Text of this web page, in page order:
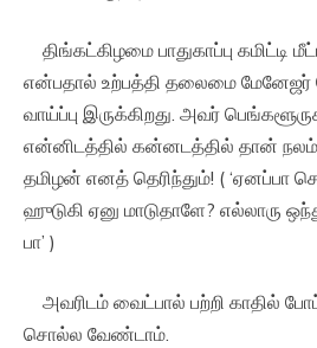
திங்கட்கிழமை பாதுகாப்பு கமிட்டி
என்பதால் உற்பத்தி தலைமை மேனேஜர்
வாய்ப்பு இருக்கிறது. அவர்
என்னிடத்தில் கன்னடத்தில் தான் நலம்
தமிழன் எனத் தெரிந்தும்! ( ‘ஏனப்பா
ஹுடுகி ஏனு மாடுதாளே? எல்லாரு
பா’ )
அவரிடம் வைட்பால் பற்றி காதில்
சொல்ல வேண்டாம்.